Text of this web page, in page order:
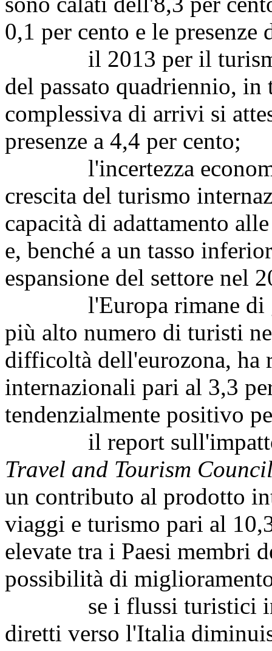
0,1 per cento e le presenze
il 2013 per il turismo
del passato quadriennio,
complessiva di arrivi si
presenze a 4,4 per cento;
l'incertezza
crescita del turismo
capacità di adattamento
e, benché a un tasso
espansione del settore nel
l'Europa rimane di
più alto numero di turisti
difficoltà dell'eurozona, ha
internazionali pari al 3,3
tendenzialmente positivo
il report sull'impatto
Travel and Tourism
un contributo al prodotto
viaggi e turismo pari al
elevate tra i Paesi membri
possibilità di
se i flussi turistici
diretti verso l'Italia